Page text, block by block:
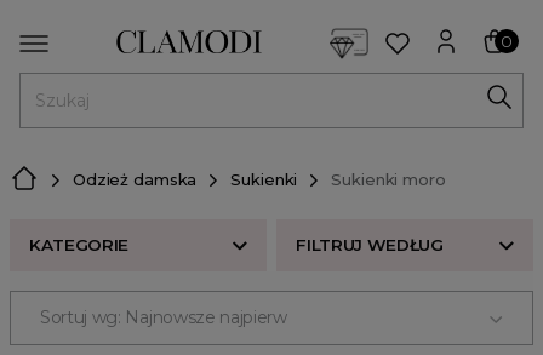
0
Odzież damska Sukienki Sukienki moro
KATEGORIE FILTRUJ WEDŁUG
Sukienki na lato
Sortuj wg: Najnowsze najpierw